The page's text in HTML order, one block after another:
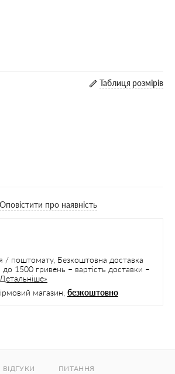
Таблиця розмірів
Оповістити про наявність
/ поштомату, Безкоштовна доставка
до 1500 гривень – вартість доставки –
магазин, безкоштовно
ВІДГУКИ ПИТАННЯ